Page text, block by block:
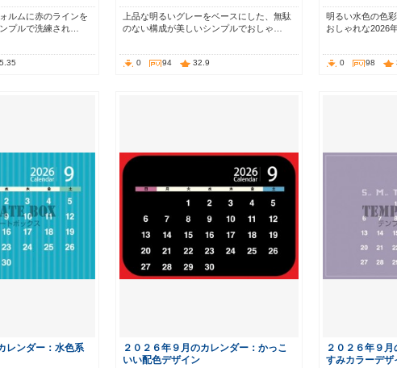
ルムに赤のラインを
プルで洗練され…
上品な明るいグレーをベースにした、無駄
のない構成が美しいシンプルでおしゃ…
0 94 32.9
明るい水色の色
おしゃれな2026
0 98
レンダー：水色系
２０２６年９月のカレンダー：かっこ
いい配色デザイン
２０２６年９
すみカラーデザ